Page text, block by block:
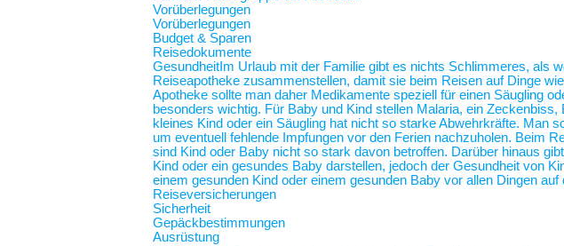
Vorüberlegungen
Vorüberlegungen
Budget & Sparen
Reisedokumente
Gesundheit Im Urlaub mit der Familie gibt es nichts Schlimmeres, als
Reiseapotheke zusammenstellen, damit sie beim Reisen auf Dinge
Apotheke sollte man daher Medikamente speziell für einen Säugling
besonders wichtig. Für Baby und Kind stellen Malaria, ein
kleines Kind oder ein Säugling hat nicht so starke Abwehrkräfte. Man
um eventuell fehlende Impfungen vor den Ferien nachzuholen. Beim
sind Kind oder Baby nicht so stark davon betroffen. Darüber hinaus
Kind oder ein gesundes Baby darstellen, jedoch der Gesundheit von
einem gesunden Kind oder einem gesunden Baby vor allen Dingen
Reiseversicherungen
Sicherheit
Gepäckbestimmungen
Ausrüstung